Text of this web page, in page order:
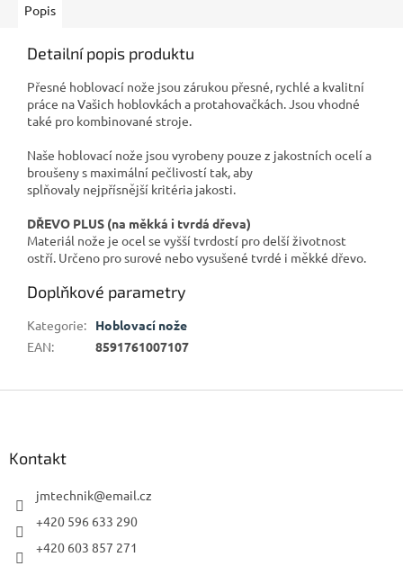
Popis
Detailní popis produktu
Přesné hoblovací nože jsou zárukou přesné, rychlé a kvalitní
práce na Vašich hoblovkách a protahovačkách. Jsou vhodné
také pro kombinované stroje.
Naše hoblovací nože jsou vyrobeny pouze z jakostních ocelí a
broušeny s maximální pečlivostí tak, aby
splňovaly nejpřísnější kritéria jakosti.
DŘEVO PLUS (na měkká i tvrdá dřeva)
Materiál nože je ocel se vyšší tvrdostí pro delší životnost
ostří. Určeno pro surové nebo vysušené tvrdé i měkké dřevo.
Doplňkové parametry
Kategorie:
Hoblovací nože
EAN: 8591761007107
Kontakt
jmtechnik@email.cz
+420 596 633 290
+420 603 857 271